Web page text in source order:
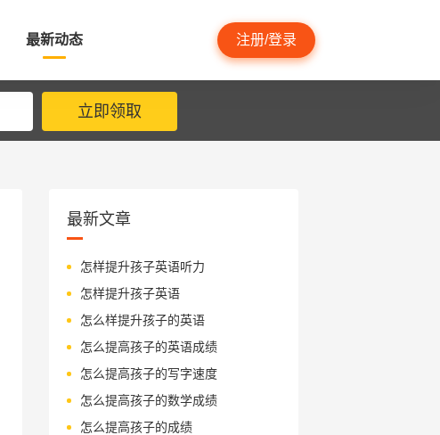
最新动态 注册/登录
立即领取
最新文章
怎样提升孩子英语听力
怎样提升孩子英语
怎么样提升孩子的英语
怎么提高孩子的英语成绩
怎么提高孩子的写字速度
怎么提高孩子的数学成绩
怎么提高孩子的成绩